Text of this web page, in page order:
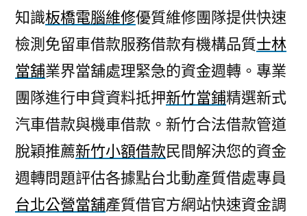
知識板橋電腦維修優質維修團隊提供快速
檢測免留車借款服務借款有機構品質士林
當舖業界當舖處理緊急的資金週轉。專業
團隊進行申貸資料抵押新竹當鋪精選新式
汽車借款與機車借款。新竹合法借款管道
脫穎推薦新竹小額借款民間解決您的資金
週轉問題評估各據點台北動產質借處專員
台北公營當舖產質借官方網站快速資金調